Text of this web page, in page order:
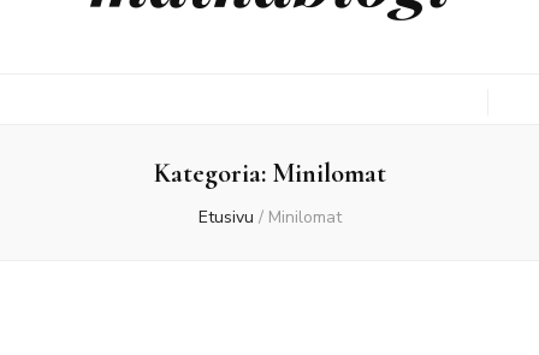
Kategoria: Minilomat
Etusivu / Minilomat